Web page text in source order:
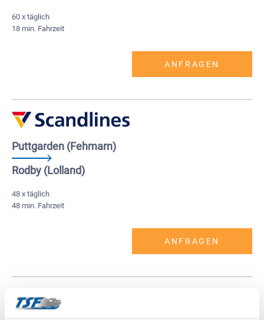
60 x täglich
18 min. Fahrzeit
ANFRAGEN
Puttgarden (Fehmarn)
Rodby (Lolland)
48 x täglich
48 min. Fahrzeit
ANFRAGEN